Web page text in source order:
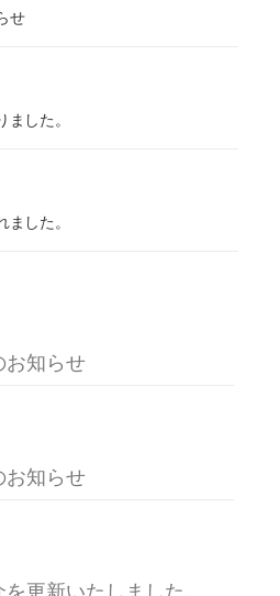
せ
した。
した。
お知らせ
お知らせ
更新いたしました。